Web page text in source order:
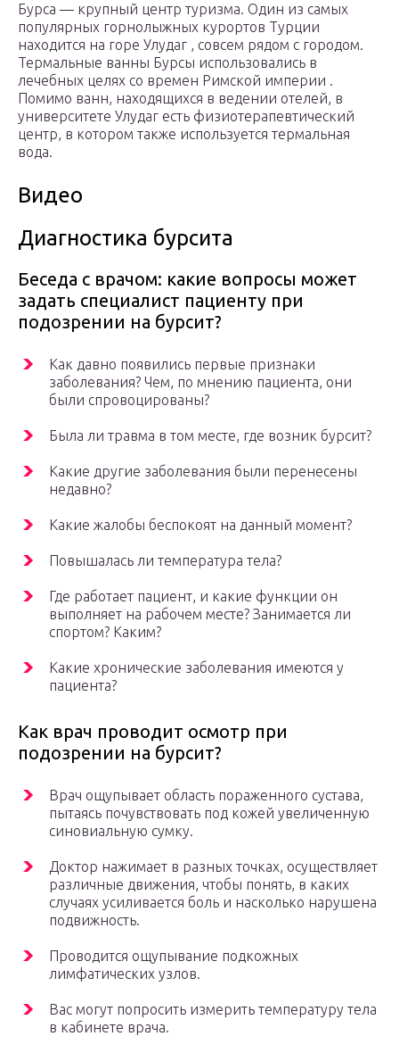
Бурса — крупный центр туризма. Один из самых
популярных горнолыжных курортов Турции
находится на горе Улудаг , совсем рядом с городом.
Термальные ванны Бурсы использовались в
лечебных целях со времен Римской империи .
Помимо ванн, находящихся в ведении отелей, в
университете Улудаг есть физиотерапевтический
центр, в котором также используется термальная
вода.
Видео
Диагностика бурсита
Беседа с врачом: какие вопросы может
задать специалист пациенту при
подозрении на бурсит?
Как давно появились первые признаки
заболевания? Чем, по мнению пациента, они
были спровоцированы?
Была ли травма в том месте, где возник бурсит?
Какие другие заболевания были перенесены
недавно?
Какие жалобы беспокоят на данный момент?
Повышалась ли температура тела?
Где работает пациент, и какие функции он
выполняет на рабочем месте? Занимается ли
спортом? Каким?
Какие хронические заболевания имеются у
пациента?
Как врач проводит осмотр при
подозрении на бурсит?
Врач ощупывает область пораженного сустава,
пытаясь почувствовать под кожей увеличенную
синовиальную сумку.
Доктор нажимает в разных точках, осуществляет
различные движения, чтобы понять, в каких
случаях усиливается боль и насколько нарушена
подвижность.
Проводится ощупывание подкожных
лимфатических узлов.
Вас могут попросить измерить температуру тела
в кабинете врача.